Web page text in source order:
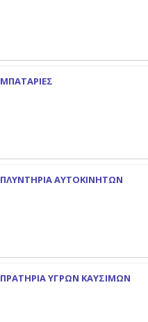
ΜΠΑΤΑΡΙΕΣ
ΠΛΥΝΤΗΡΙΑ ΑΥΤΟΚΙΝΗΤΩΝ
ΠΡΑΤΗΡΙΑ ΥΓΡΩΝ ΚΑΥΣΙΜΩΝ